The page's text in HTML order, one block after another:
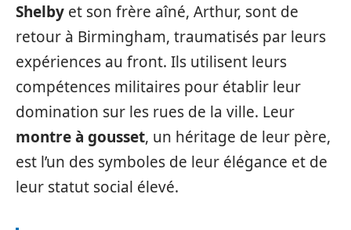
Shelby et son frère aîné, Arthur, sont de
retour à Birmingham, traumatisés par leurs
expériences au front. Ils utilisent leurs
compétences militaires pour établir leur
domination sur les rues de la ville. Leur
montre à gousset, un héritage de leur père,
est l’un des symboles de leur élégance et de
leur statut social élevé.